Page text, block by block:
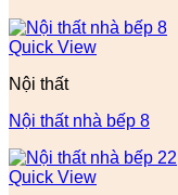
Quick View
Nội thất
Nội thất nhà bếp 8
Quick View